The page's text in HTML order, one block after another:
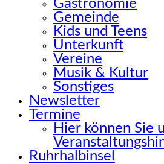
Gastronomie
Gemeinde
Kids und Teens
Unterkunft
Vereine
Musik & Kultur
Sonstiges
Newsletter
Termine
Hier können Sie
Ruhrhalbinsel